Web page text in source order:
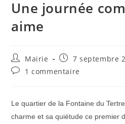
Une journée
aime
Auteur/autrice
de
la
Mairie
Publication
publiée :
7 septembre
Commentaires
publication :
1 commentaire
Le quartier de la Fontaine du
charme et sa quiétude ce premier